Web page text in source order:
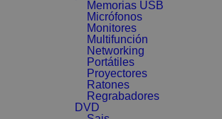
Memorias USB
Micrófonos
Monitores
Multifunción
Networking
Portátiles
Proyectores
Ratones
Regrabadores
DVD